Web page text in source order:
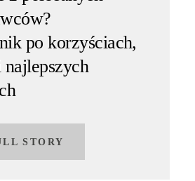
po korzyściach,
STORY